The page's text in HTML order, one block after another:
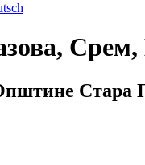
Срем,
Стара